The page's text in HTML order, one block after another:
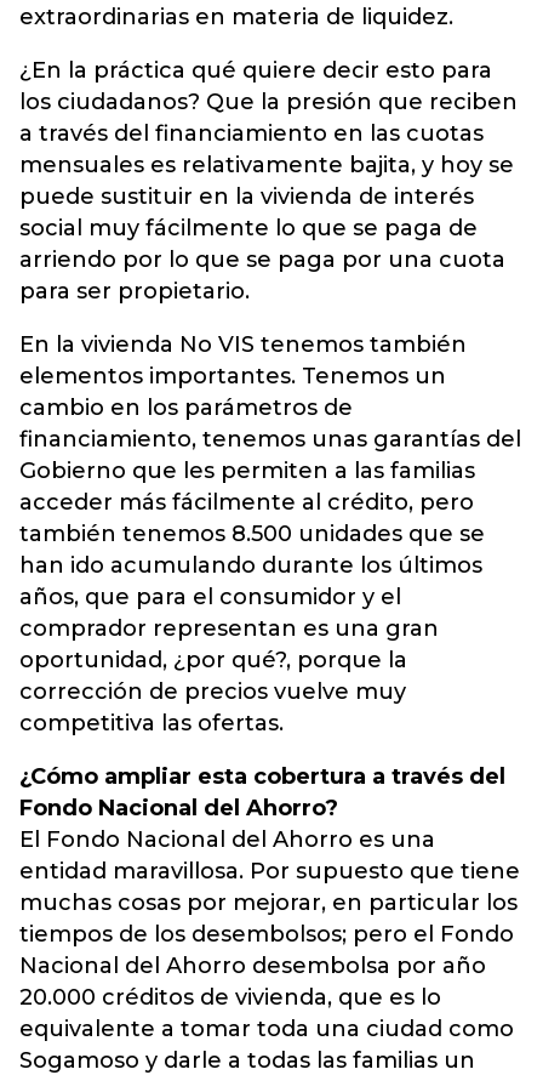
extraordinarias en materia de liquidez.
¿En la práctica qué quiere decir esto para
los ciudadanos? Que la presión que reciben
a través del financiamiento en las cuotas
mensuales es relativamente bajita, y hoy se
puede sustituir en la vivienda de interés
social muy fácilmente lo que se paga de
arriendo por lo que se paga por una cuota
para ser propietario.
En la vivienda No VIS tenemos también
elementos importantes. Tenemos un
cambio en los parámetros de
financiamiento, tenemos unas garantías del
Gobierno que les permiten a las familias
acceder más fácilmente al crédito, pero
también tenemos 8.500 unidades que se
han ido acumulando durante los últimos
años, que para el consumidor y el
comprador representan es una gran
oportunidad, ¿por qué?, porque la
corrección de precios vuelve muy
competitiva las ofertas.
¿Cómo ampliar esta cobertura a través del
Fondo Nacional del Ahorro?
El Fondo Nacional del Ahorro es una
entidad maravillosa. Por supuesto que tiene
muchas cosas por mejorar, en particular los
tiempos de los desembolsos; pero el Fondo
Nacional del Ahorro desembolsa por año
20.000 créditos de vivienda, que es lo
equivalente a tomar toda una ciudad como
Sogamoso y darle a todas las familias un